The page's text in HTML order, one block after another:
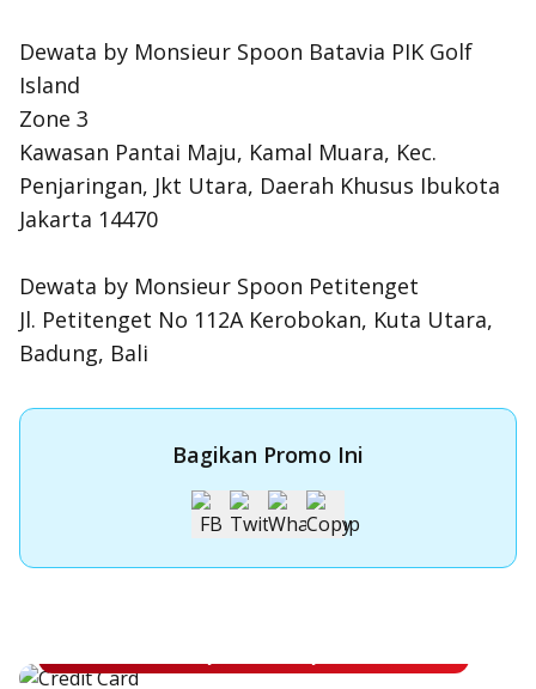
Dewata by Monsieur Spoon Batavia PIK Golf
Island
Zone 3
Kawasan Pantai Maju, Kamal Muara, Kec.
Penjaringan, Jkt Utara, Daerah Khusus Ibukota
Jakarta 14470
Dewata by Monsieur Spoon Petitenget
Jl. Petitenget No 112A Kerobokan, Kuta Utara,
Badung, Bali
Bagikan Promo Ini
Apply Kartu Kredit OCBC NISP